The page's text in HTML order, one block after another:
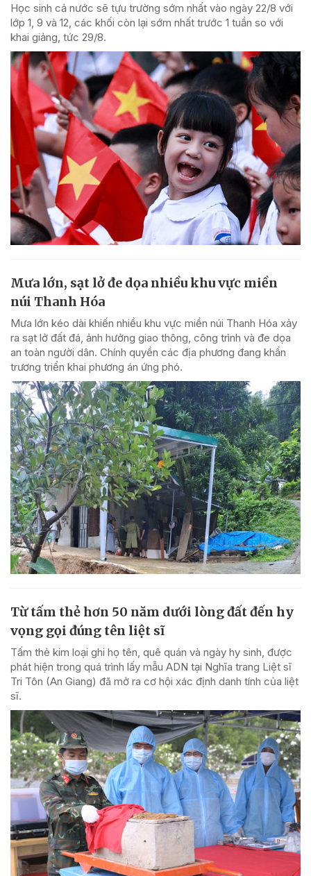
Học sinh cả nước sẽ tựu trường sớm nhất vào ngày 22/8 với
lớp 1, 9 và 12, các khối còn lại sớm nhất trước 1 tuần so với
khai giảng, tức 29/8.
Mưa lớn, sạt lở đe dọa nhiều khu vực miền
núi Thanh Hóa
Mưa lớn kéo dài khiến nhiều khu vực miền núi Thanh Hóa xảy
ra sạt lở đất đá, ảnh hưởng giao thông, công trình và đe dọa
an toàn người dân. Chính quyền các địa phương đang khẩn
trương triển khai phương án ứng phó.
Từ tấm thẻ hơn 50 năm dưới lòng đất đến hy
vọng gọi đúng tên liệt sĩ
Tấm thẻ kim loại ghi họ tên, quê quán và ngày hy sinh, được
phát hiện trong quá trình lấy mẫu ADN tại Nghĩa trang Liệt sĩ
Tri Tôn (An Giang) đã mở ra cơ hội xác định danh tính của liệt
sĩ.